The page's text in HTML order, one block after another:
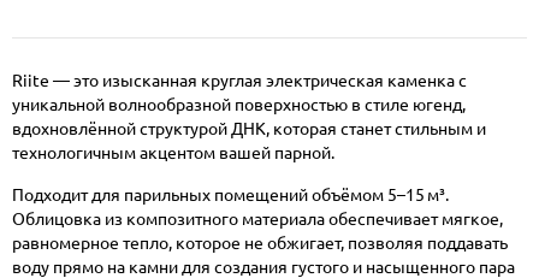
Riite — это изысканная круглая электрическая каменка с
уникальной волнообразной поверхностью в стиле югенд,
вдохновлённой структурой ДНК, которая станет стильным и
технологичным акцентом вашей парной.
Подходит для парильных помещений объёмом 5–15 м³.
Облицовка из композитного материала обеспечивает мягкое,
равномерное тепло, которое не обжигает, позволяя поддавать
воду прямо на камни для создания густого и насыщенного пара